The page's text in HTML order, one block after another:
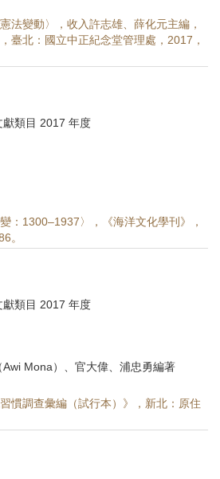
法變動〉，收入許志雄、薛化元主編，
臺北：國立中正紀念堂管理處，2017，
獻類目 2017 年度
：1300–1937〉，《海洋文化學刊》，
。
獻類目 2017 年度
Mona）、官大偉、浦忠勇編著
慣調查彙編（試行本）》，新北：原住